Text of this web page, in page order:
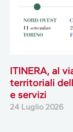
ITINERA, al
territoriali
e servizi
24 Luglio 2026